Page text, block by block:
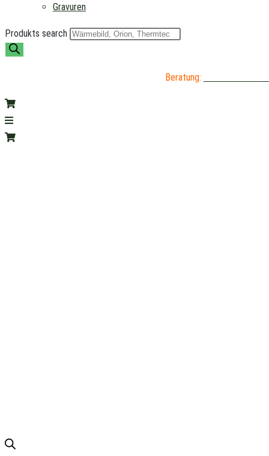
Gravuren
Produkts search
Beratung: